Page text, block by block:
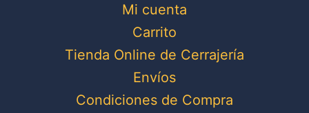
Mi cuenta
Carrito
Tienda Online de Cerrajería
Envíos
Condiciones de Compra